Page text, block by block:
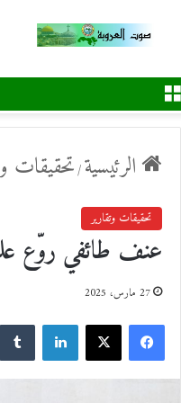
الرئيسية/تحقيقات
تحقيقات وتقارير
عنف طائفي روّع
27 مارس، 2025
ي
X
ي